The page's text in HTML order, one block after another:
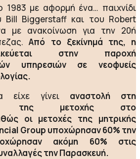
1983 με αφορμή ένα… παιχνίδι
Bill Biggerstaff και του Robert
με ανακοίνωση για την 20ή
Από το ξεκίνημά της, η
στην παροχή
υπηρεσιών σε νεοφυείς
είχε γίνειαναστολή στη
της μετοχής στο
οι μετοχές της μητρικής
Group υποχώρησαν 60% την
ακόμη 60% στις
την Παρασκευή.